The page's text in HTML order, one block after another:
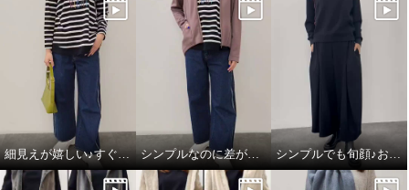
細見えが嬉しい♪すぐ使える楽ちんコーデ シンプルなのに差がつく♪綺麗みえコーデ シンプルでも旬顔♪おすすめワントーンコーデ